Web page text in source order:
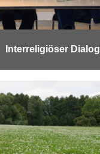
Interreligiöser Dialog